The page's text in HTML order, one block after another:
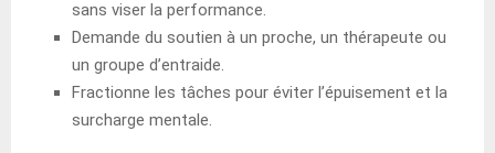
sans viser la performance.
Demande du soutien à un proche, un thérapeute ou
un groupe d’entraide.
Fractionne les tâches pour éviter l’épuisement et la
surcharge mentale.